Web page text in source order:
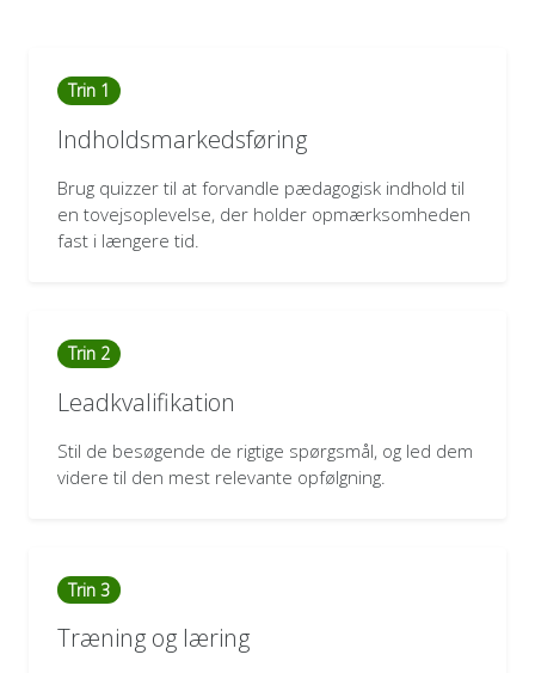
Trin 1
Indholdsmarkedsføring
Brug quizzer til at forvandle pædagogisk indhold til
en tovejsoplevelse, der holder opmærksomheden
fast i længere tid.
Trin 2
Leadkvalifikation
Stil de besøgende de rigtige spørgsmål, og led dem
videre til den mest relevante opfølgning.
Trin 3
Træning og læring